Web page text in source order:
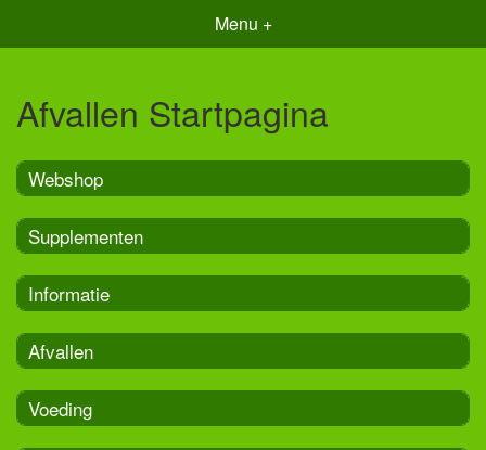
Menu +
Afvallen Startpagina
Webshop
Supplementen
Informatie
Afvallen
Voeding